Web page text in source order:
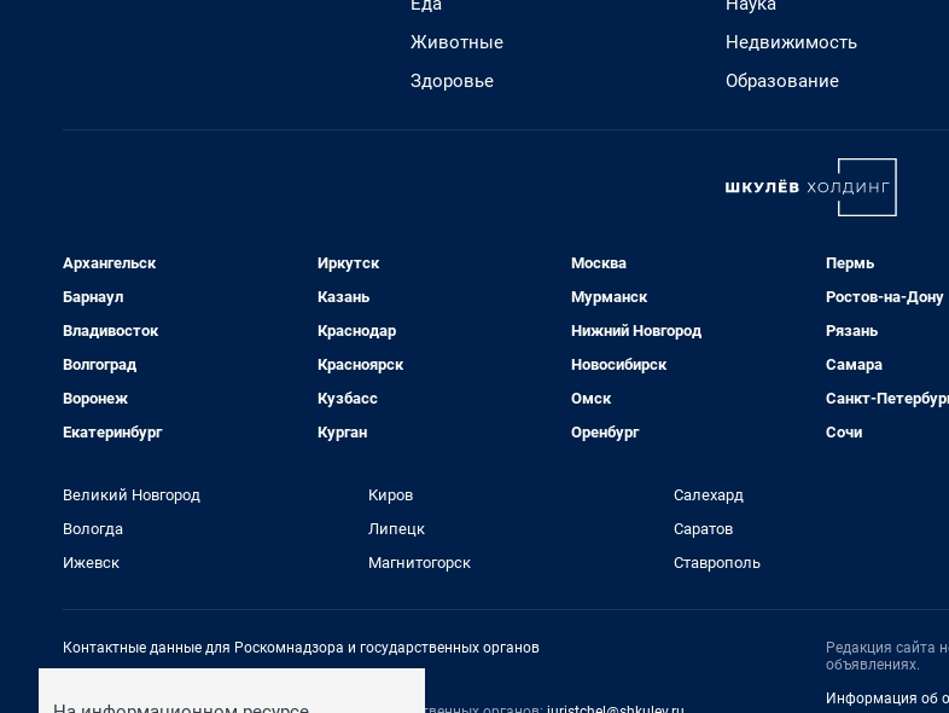
Животные
Здоровье
Недвижимость
Образование
Архангельск
Барнаул
Владивосток
Волгоград
Воронеж
Екатеринбург
Иркутск
Казань
Краснодар
Красноярск
Кузбасс
Курган
Москва
Мурманск
Нижний Новгород
Новосибирск
Омск
Оренбург
Пермь
Ростов-на-Дону
Рязань
Самара
Санкт-
Сочи
Великий Новгород
Вологда
Ижевск
Киров
Липецк
Магнитогорск
Салехард
Саратов
Ставрополь
Контактные данные для Роскомнадзора и государственных органов
Редакция сайта
объявлениях.
Информация об